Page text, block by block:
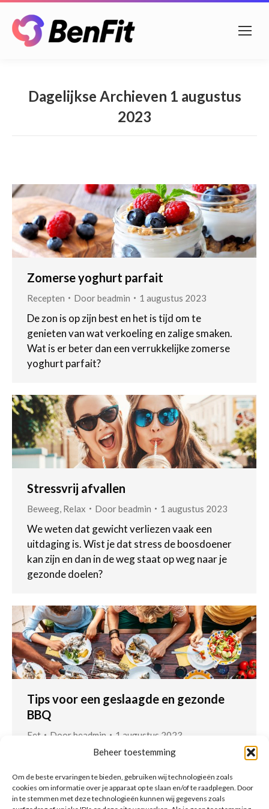
Beheer toestemming
Om de beste ervaringen te bieden, gebruiken wij technologieën zoals
cookies om informatie over je apparaat op te slaan en/of te raadplegen. Door
in te stemmen met deze technologieën kunnen wij gegevens zoals
Dagelijkse Archieven 1 augustus
2023
Zomerse yoghurt parfait
Recepten Doorbeadmin 1 augustus 2023
De zon is op zijn best en het is tijd om te
genieten van wat verkoeling en zalige smaken.
Wat is er beter dan een verrukkelijke zomerse
yoghurt parfait?
Stressvrij afvallen
Beweeg, Relax Doorbeadmin 1 augustus 2023
We weten dat gewicht verliezen vaak een
uitdaging is. Wist je dat stress de boosdoener
kan zijn en dan in de weg staat op weg naar je
gezonde doelen?
Tips voor een geslaagde en gezonde
BBQ
Eet Doorbeadmin 1 augustus 2023
Het BBQ-seizoen is in volle gang en dat
voedsel. Er gaat niets boven het geluid van
lachende vrienden en familie, en het genieten